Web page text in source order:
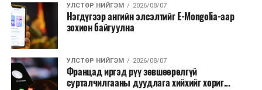
УЛСТӨР НИЙГЭМ 2026/08/07
Нэгдүгээр ангийн элсэлтийг E-Mongolia-аар
зохион байгуулна
УЛСТӨР НИЙГЭМ 2026/08/07
Францад иргэд рүү зөвшөөрөлгүй
сурталчилгааны дуудлага хийхийг хориг...